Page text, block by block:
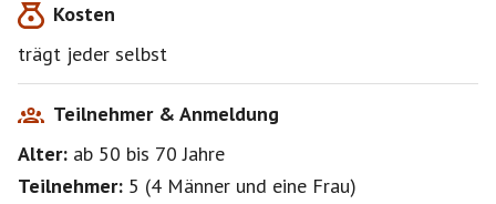
Kosten
trägt jeder selbst
Teilnehmer & Anmeldung
Alter: ab 50 bis 70Jahre
Teilnehmer: 5 (4 Männer und eine Frau)